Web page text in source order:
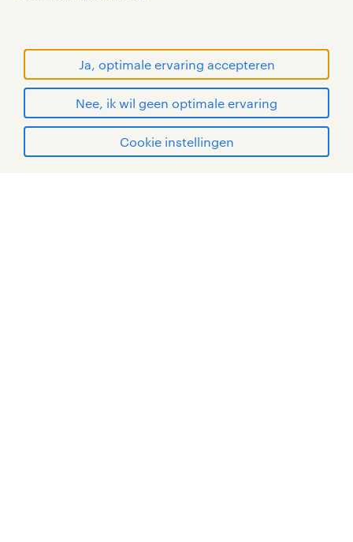
Ja, optimale ervaring accepteren
Nee, ik wil geen optimale ervaring
Cookie instellingen